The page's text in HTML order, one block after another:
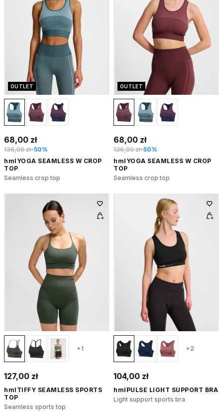
OUTLET
68,00 zł
136,00 zł-50%
hmlYOGA SEAMLESS W CROP
TOP
Seamless crop top
OUTLET
68,00 zł
136,00 zł-50%
hmlYOGA SEAMLESS W CROP
TOP
Seamless crop top
+1
127,00 zł
hmlTIFFY SEAMLESS SPORTS
TOP
Seamless sports top
+2
104,00 zł
hmlPULSE LIGHT SUPPORT BRA
Light support sports bra